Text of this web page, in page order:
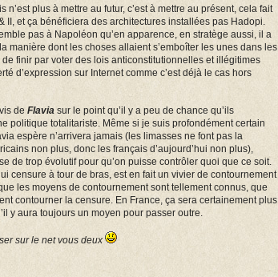
n’est plus à mettre au futur, c’est à mettre au présent, cela fait
II, et ça bénéficiera des architectures installées pas Hadopi.
pas à Napoléon qu’en apparence, en stratège aussi, il a
manière dont les choses allaient s’emboîter les unes dans les
finir par voter des lois anticonstitutionnelles et illégitimes
d’expression sur Internet comme c’est déjà le cas hors
de Flavia sur le point qu’il y a peu de chance qu’ils
politique totalitariste. Même si je suis profondément certain
espère n’arrivera jamais (les limasses ne font pas la
non plus, donc les français d’aujourd’hui non plus),
de trop évolutif pour qu’on puisse contrôler quoi que ce soit.
censure à tour de bras, est en fait un vivier de contournement
les moyens de contournement sont tellement connus, que
contourner la censure. En France, ça sera certainement plus
y aura toujours un moyen pour passer outre.
sur le net vous deux